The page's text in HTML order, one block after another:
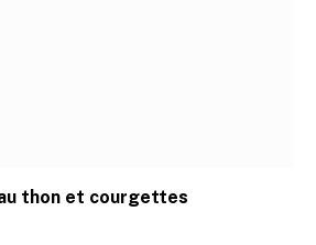
thon et courgettes